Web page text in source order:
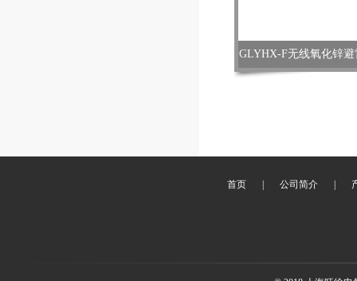
GLYHX-F无线氧化锌
首页 公司简介